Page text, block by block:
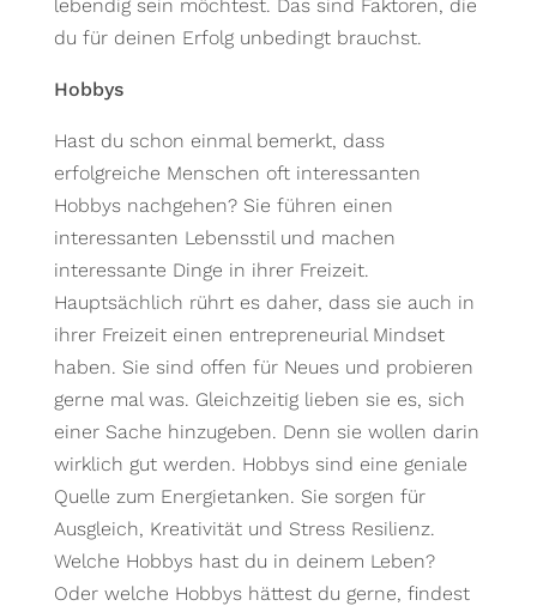
lebendig sein möchtest. Das sind Faktoren, die
du für deinen Erfolg unbedingt brauchst.
Hobbys
Hast du schon einmal bemerkt, dass
erfolgreiche Menschen oft interessanten
Hobbys nachgehen? Sie führen einen
interessanten Lebensstil und machen
interessante Dinge in ihrer Freizeit.
Hauptsächlich rührt es daher, dass sie auch in
ihrer Freizeit einen entrepreneurial Mindset
haben. Sie sind offen für Neues und probieren
gerne mal was. Gleichzeitig lieben sie es, sich
einer Sache hinzugeben. Denn sie wollen darin
wirklich gut werden. Hobbys sind eine geniale
Quelle zum Energietanken. Sie sorgen für
Ausgleich, Kreativität und Stress Resilienz.
Welche Hobbys hast du in deinem Leben?
Oder welche Hobbys hättest du gerne, findest